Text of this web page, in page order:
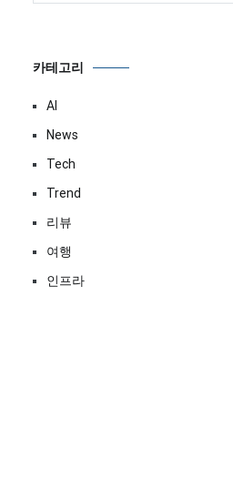
카테고리
AI
News
Tech
Trend
리뷰
여행
인프라